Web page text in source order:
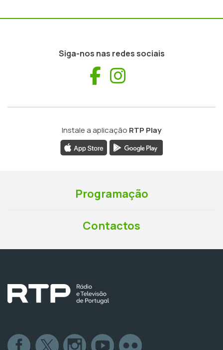
Siga-nos nas redes sociais
Facebook
Instale a aplicação RTP Play
Programação
Contactos